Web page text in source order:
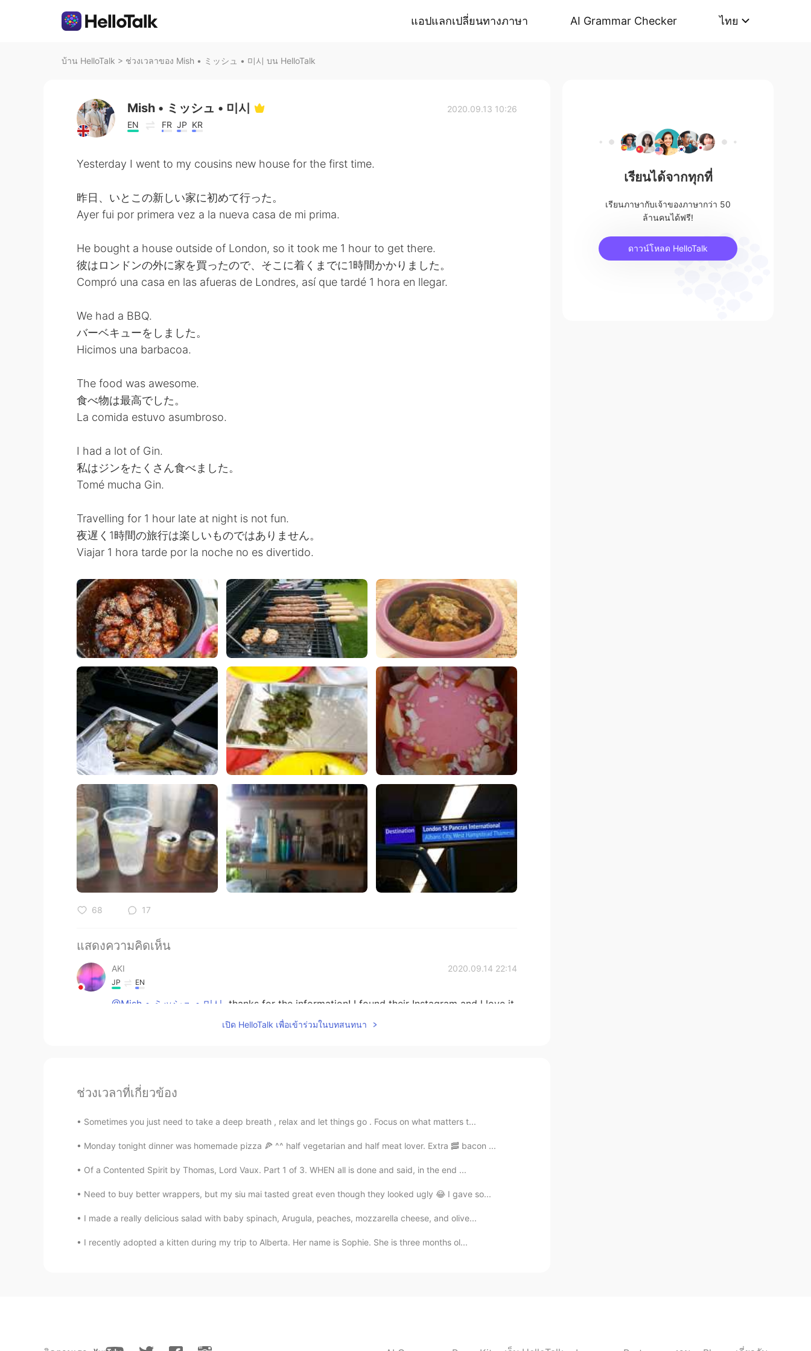
แอปแลกเปลี่ยนทางภาษา AI Grammar Checker ไทย
บ้าน HelloTalk > ช่วงเวลาของ Mish • ミッシュ • 미시 บน HelloTalk
Mish • ミッシュ • 미시
EN FR JP KR
2020.09.13 10:26
Yesterday I went to my cousins new house for the first time.
昨日、いとこの新しい家に初めて行った。
Ayer fui por primera vez a la nueva casa de mi prima.
He bought a house outside of London, so it took me 1 hour to get there.
彼はロンドンの外に家を買ったので、そこに着くまでに1時間かかりました。
Compró una casa en las afueras de Londres, así que tardé 1 hora en llegar.
We had a BBQ.
バーベキューをしました。
Hicimos una barbacoa.
The food was awesome.
食べ物は最高でした。
La comida estuvo asumbroso.
I had a lot of Gin.
私はジンをたくさん食べました。
Tomé mucha Gin.
Travelling for 1 hour late at night is not fun.
夜遅く1時間の旅行は楽しいものではありません。
Viajar 1 hora tarde por la noche no es divertido.
68 17
แสดงความคิดเห็น
AKI 2020.09.14 22:14
JP EN
@Mish • ミッシュ • 미시 thanks for the information! I found their Instagram and l love it
@AKI https://cutterandsquidge.com/collections/dream-cakes
@Mish • ミッシュ • 미시 👍👍
EN FR JP KR
@Lisa Thanks. Korean wings were awesome.
เปิด HelloTalk เพื่อเข้าร่วมในบทสนทนา
ช่วงเวลาที่เกี่ยวข้อง
Sometimes you just need to take a deep breath , relax and let things go . Focus on what matters t...
Monday tonight dinner was homemade pizza 🍕 ^^ half vegetarian and half meat lover. Extra 🥓 bacon ...
Of a Contented Spirit by Thomas, Lord Vaux. Part 1 of 3. WHEN all is done and said, in the end ...
Need to buy better wrappers, but my siu mai tasted great even though they looked ugly 😂 I gave so...
I made a really delicious salad with baby spinach, Arugula, peaches, mozzarella cheese, and olive...
I recently adopted a kitten during my trip to Alberta. Her name is Sophie. She is three months ol...
เรียนได้จากทุกที่
เรียนภาษากับเจ้าของภาษากว่า 50
ล้านคนได้ฟรี!
ดาวน์โหลด HelloTalk